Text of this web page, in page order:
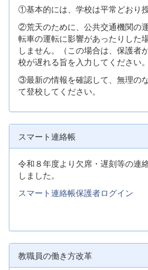
①基本的には、学校は平常どおり授
②荒天のために、公共交通機関の
転車の運転に影響があったりした
しません。（この場合は、保護者
校が遅れる旨を入力してください。
③最新の情報を確認して、無理の
て登校してください。
スマート連絡帳
令和８年度より欠席・遅刻等の連
しました。
スマート連絡帳保護者ログイン
教職員の働き方改革